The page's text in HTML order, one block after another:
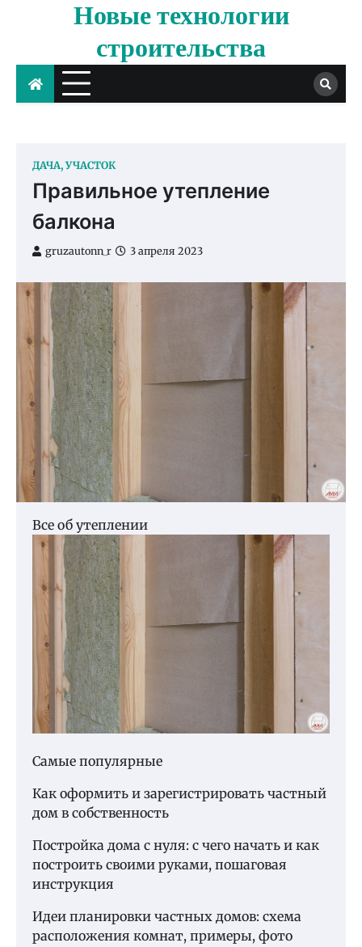
Новые технологии
строительства
ДАЧА, УЧАСТОК
Правильное утепление
балкона
gruzautonn_r 3 апреля 2023
Все об утеплении
Самые популярные
Как оформить и зарегистрировать частный
дом в собственность
Постройка дома с нуля: с чего начать и как
построить своими руками, пошаговая
инструкция
Идеи планировки частных домов: схема
расположения комнат, примеры, фото